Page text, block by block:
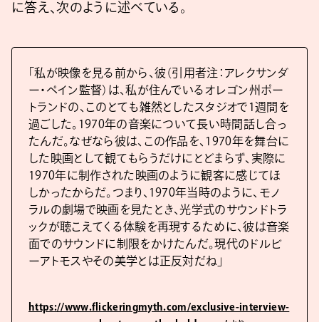
に答え、次のように述べている。
「私が映像を見る前から、彼（引用者注：アレクサンダ
ー・ペイン監督）は、私が住んでいるオレゴン州ポー
トランドの、このとても雑然としたスタジオで1週間を
過ごした。1970年の音楽について長い時間話し合っ
たんだ。なぜなら彼は、この作品を、1970年を舞台に
した映画として観てもらうだけにとどまらず、実際に
1970年に制作された映画のように観客に感じてほ
しかったからだ。つまり、1970年当時のように、モノ
ラルの劇場で映画を見たとき、光学式のサウンドトラ
ックが聴こえてくる体験を再現するために、彼は音楽
面でのサウンドに制限をかけたんだ。現代のドルビ
ーアトモスやその美学とは正反対だね」
https://www.flickeringmyth.com/exclusive-interview-